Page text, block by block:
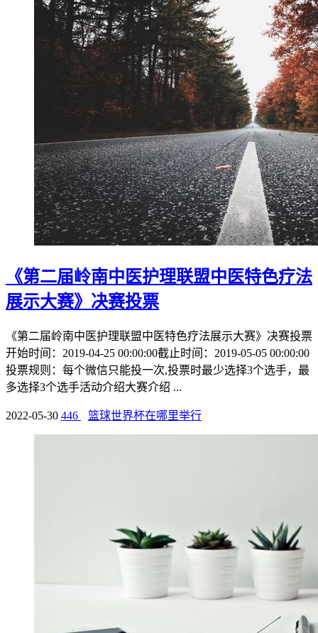
《第二届岭南中医护理联盟中医特色疗法
展示大赛》决赛投票
《第二届岭南中医护理联盟中医特色疗法展示大赛》决赛投票
开始时间：2019-04-25 00:00:00截止时间：2019-05-05 00:00:00
投票规则：每个微信只能投一次,投票时最少选择3个选手，最
多选择3个选手活动介绍大赛介绍 ...
2022-05-30 446 篮球世界杯在哪里举行